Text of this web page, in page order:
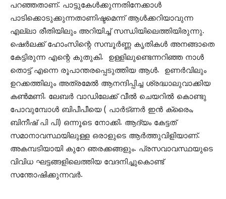
പറഞ്ഞതാണ്. പാട്ടുകേൾക്കുന്നതിനേക്കാൾ
പാടിക്കൊടുക്കുന്നതാണിഷ്ടമെന്ന് ആൾക്കറിയാവുന്ന
എല്ലാ രീതിയിലും അറിയിച്ച് സന്ധിയിലെത്തിയിരുന്നു.
ഷെർലക്ക് ഹോംസിന്റെ സമ്പൂർണ്ണ കൃതികൾ അനങ്ങാതെ
കേട്ടിരുന്ന എന്റെ കുതുകി. ഉള്ളിലുണ്ടെന്നറിഞ്ഞ നാൾ
തൊട്ട് എന്നെ രൂപാന്തരപ്പെടുത്തിയ ആൾ. ഉണർവിലും
ഉറക്കത്തിലും അത്രമേൽ ആനന്ദിപ്പിച്ച ശ്രദ്ധാലുവാക്കിയ
കൺമണി. ലേബർ വാഡിലേക്ക് വീൽ ചെയറിൽ കൊണ്ടു
പോവുമ്പോൾ ബിപീപീയെ ( പാർട്ണർ ഇൻ ക്രൈം,
ബിനീഷ് പി പി) ഒന്നൂടെ നോക്കി. ആദ്യം കേട്ടത്
സമാനാവസ്ഥയിലുള്ള ഒരാളുടെ ആർത്തുവിളിയാണ്.
അകമ്പടിയായി കുറേ ഞരക്കങ്ങളും. പ്രസവാവസ്ഥയുടെ
വിവിധ ഘട്ടങ്ങളിലെത്തിയ വേദനിച്ചുകൊണ്ട്
സന്തോഷിക്കുന്നവർ.